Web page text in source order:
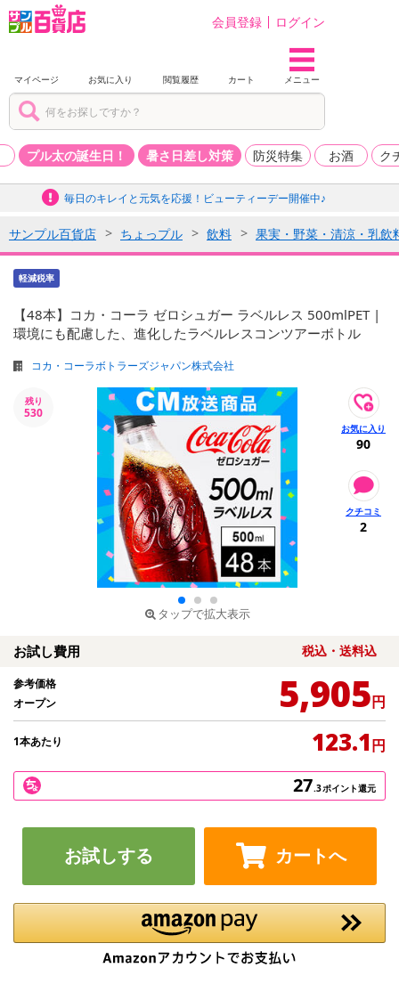
会員登録 ログイン
マイページ お気に入り 閲覧履歴 カート メニュー
プル太の誕生日！ 暑さ日差し対策 防災特集 お酒 ク
毎日のキレイと元気を応援！ビューティーデー開催中♪
サンプル百貨店 ちょっプル 飲料 果実・野菜・清涼・乳飲
軽減税率
【48本】コカ・コーラ ゼロシュガー ラベルレス 500mlPET |
環境にも配慮した、進化したラベルレスコンツアーボトル
コカ・コーラボトラーズジャパン株式会社
残り
530
タップで拡大表示
90
2
お試し費用 税込・送料込
参考価格
オープン
5,905円
1本あたり 123.1円
27.3ポイント還元
お試しする カートへ